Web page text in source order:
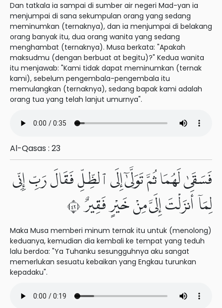
Dan tatkala ia sampai di sumber air negeri Mad-yan ia
menjumpai di sana sekumpulan orang yang sedang
meminumkan (ternaknya), dan ia menjumpai di belakang
orang banyak itu, dua orang wanita yang sedang
menghambat (ternaknya). Musa berkata: "Apakah
maksudmu (dengan berbuat at begitu)?" Kedua wanita
itu menjawab: "Kami tidak dapat meminumkan (ternak
kami), sebelum pengembala-pengembala itu
memulangkan (ternaknya), sedang bapak kami adalah
orang tua yang telah lanjut umurnya".
Al-Qasas : 23
فَسَقَىٰ لَهُمَا ثُمَّ تَوَلَّىٰٓ إِلَى ٱلظِّلِّ فَقَالَ رَبِّ إِنِّى
لِمَآ أَنزَلْتَ إِلَىَّ مِنْ خَيْرٍ فَقِيرٌ ٢٤
Maka Musa memberi minum ternak itu untuk (menolong)
keduanya, kemudian dia kembali ke tempat yang teduh
lalu berdoa: "Ya Tuhanku sesungguhnya aku sangat
memerlukan sesuatu kebaikan yang Engkau turunkan
kepadaku".